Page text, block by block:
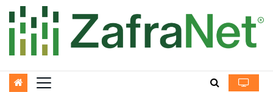
to
content